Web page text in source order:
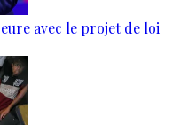
avec le projet de loi